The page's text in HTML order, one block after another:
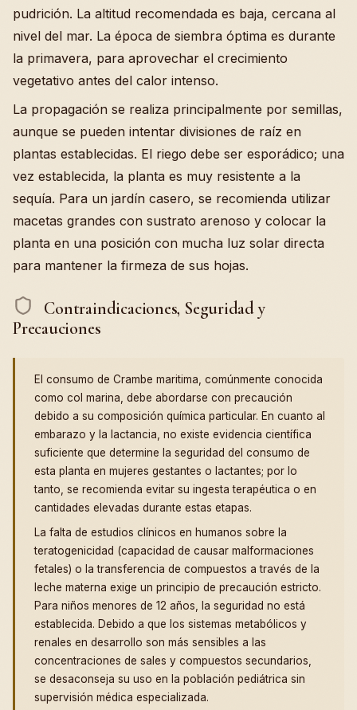
pudrición. La altitud recomendada es baja, cercana al
nivel del mar. La época de siembra óptima es durante
la primavera, para aprovechar el crecimiento
vegetativo antes del calor intenso.
La propagación se realiza principalmente por semillas,
aunque se pueden intentar divisiones de raíz en
plantas establecidas. El riego debe ser esporádico; una
vez establecida, la planta es muy resistente a la
sequía. Para un jardín casero, se recomienda utilizar
macetas grandes con sustrato arenoso y colocar la
planta en una posición con mucha luz solar directa
para mantener la firmeza de sus hojas.
Contraindicaciones, Seguridad y
Precauciones
El consumo de Crambe maritima, comúnmente conocida
como col marina, debe abordarse con precaución
debido a su composición química particular. En cuanto al
embarazo y la lactancia, no existe evidencia científica
suficiente que determine la seguridad del consumo de
esta planta en mujeres gestantes o lactantes; por lo
tanto, se recomienda evitar su ingesta terapéutica o en
cantidades elevadas durante estas etapas.
La falta de estudios clínicos en humanos sobre la
teratogenicidad (capacidad de causar malformaciones
fetales) o la transferencia de compuestos a través de la
leche materna exige un principio de precaución estricto.
Para niños menores de 12 años, la seguridad no está
establecida. Debido a que los sistemas metabólicos y
renales en desarrollo son más sensibles a las
concentraciones de sales y compuestos secundarios,
se desaconseja su uso en la población pediátrica sin
supervisión médica especializada.